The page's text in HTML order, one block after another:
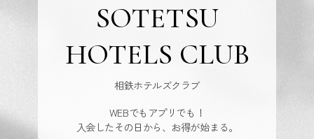
SOTETSU
HOTELS CLUB
相鉄ホテルズクラブ
WEBでもアプリでも！
入会したその日から、お得が始まる。